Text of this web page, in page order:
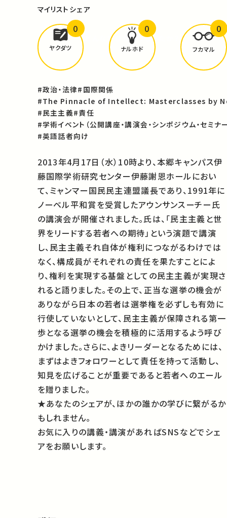
マイリスト シェア
どんな学びがありましたか？
ヤクダツ
0
ナルホド
0
フカマル
0
#政治・法律#国際関係
#The Pinnacle of Intellect: Masterclasses by
#民主主義#責任
#学術イベント（公開講座・講演会・シンポジウム・セミナ
#英語話者向け
2013年4月17日（水）10時より、本郷キャンパス伊
藤国際学術研究センター伊藤謝恩ホールにおい
て、ミャンマー国民民主連盟議長であり、1991年に
ノーベル平和賞を受賞したアウンサンスーチー氏
の講演会が開催されました。氏は、「民主主義と世
界をリードする若者への期待」という演題で講演
し、民主主義それ自体が権利につながるわけでは
なく、構成員がそれぞれの責任を果たすことによ
り、権利を実現する基盤としての民主主義が実現さ
れると語りました。その上で、正当な選挙の機会が
ありながら日本の若者は選挙権を必ずしも有効に
行使していないとして、民主主義が保障される第一
歩となる選挙の機会を積極的に活用するよう呼び
かけました。さらに、よきリーダーとなるためには、
まずはよきフォロワーとして責任を持って活動し、
知見を広げることが重要であると若者へのエール
を贈りました。
★あなたのシェアが、ほかの誰かの学びに繋がるか
もしれません。
お気に入りの講義・講演があればSNSなどでシェ
アをお願いします。